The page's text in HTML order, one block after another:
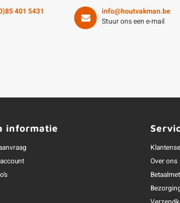
401 5431
info@houtvakman.be
Stuur ons een e-mail
informatie
Over ons